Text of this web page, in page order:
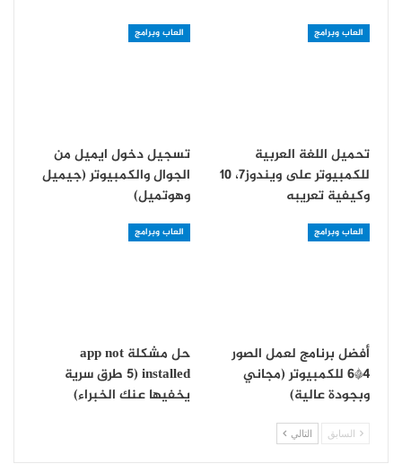
العاب وبرامج
تحميل اللغة العربية
للكمبيوتر على ويندوز7، 10
وكيفية تعريبه
العاب وبرامج
تسجيل دخول ايميل من
الجوال والكمبيوتر (جيميل
وهوتميل)
العاب وبرامج
أفضل برنامج لعمل الصور
4*6 للكمبيوتر (مجاني
وبجودة عالية)
العاب وبرامج
حل مشكلة app not
installed (5 طرق سرية
يخفيها عنك الخبراء)
السابق التالي